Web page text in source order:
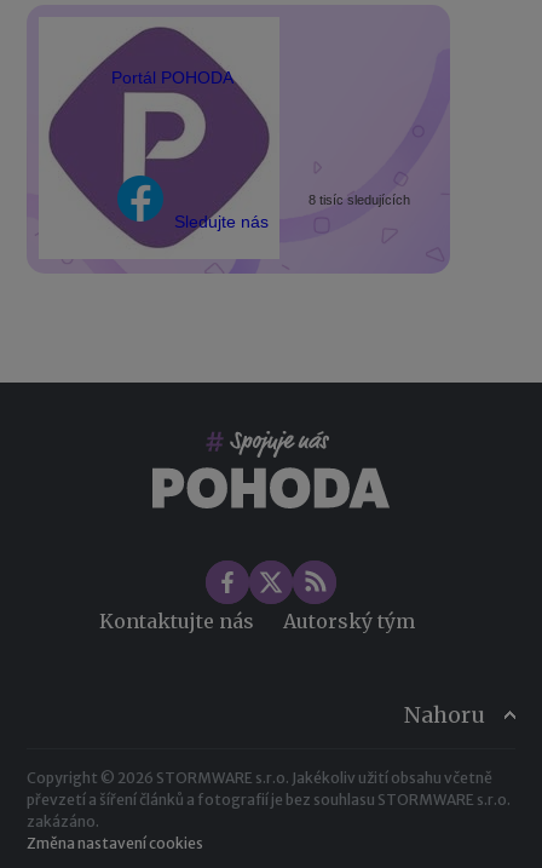
Portál POHODA
Sledujte nás
8 tisíc sledujících
Kontaktujte nás Autorský tým
Nahoru
Copyright © 2026 STORMWARE s.r.o. Jakékoliv užití obsahu včetně
převzetí a šíření článků a fotografií je bez souhlasu STORMWARE s.r.o.
zakázáno.
Změna nastavení cookies